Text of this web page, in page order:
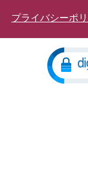
プライバシーポ